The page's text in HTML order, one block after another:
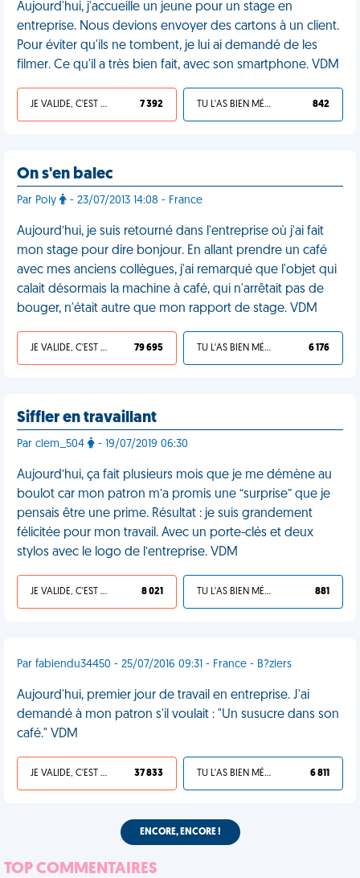
Aujourd'hui, j'accueille un jeune pour un stage en
entreprise. Nous devions envoyer des cartons à un client.
Pour éviter qu'ils ne tombent, je lui ai demandé de les
filmer. Ce qu'il a très bien fait, avec son smartphone. VDM
JE VALIDE, C'EST UNE VDM 7 392 TU L'AS BIEN MÉRITÉ 842
On s'en balec
Par Poly - 23/07/2013 14:08 - France
Aujourd’hui, je suis retourné dans l'entreprise où j'ai fait
mon stage pour dire bonjour. En allant prendre un café
avec mes anciens collègues, j'ai remarqué que l'objet qui
calait désormais la machine à café, qui n'arrêtait pas de
bouger, n'était autre que mon rapport de stage. VDM
JE VALIDE, C'EST UNE VDM 79 695 TU L'AS BIEN MÉRITÉ 6 176
Siffler en travaillant
Par clem_504 - 19/07/2019 06:30
Aujourd’hui, ça fait plusieurs mois que je me démène au
boulot car mon patron m’a promis une “surprise” que je
pensais être une prime. Résultat : je suis grandement
félicitée pour mon travail. Avec un porte-clés et deux
stylos avec le logo de l’entreprise. VDM
JE VALIDE, C'EST UNE VDM 8 021 TU L'AS BIEN MÉRITÉ 881
Par fabiendu34450 - 25/07/2016 09:31 - France - B?ziers
Aujourd'hui, premier jour de travail en entreprise. J'ai
demandé à mon patron s'il voulait : "Un susucre dans son
café." VDM
JE VALIDE, C'EST UNE VDM 37 833 TU L'AS BIEN MÉRITÉ 6 811
ENCORE, ENCORE !
TOP COMMENTAIRES